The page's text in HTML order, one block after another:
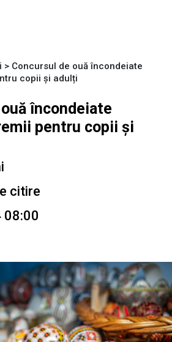
> Concursul de ouă încondeiate
copii și adulți
încondeiate
pentru copii și
citire
08:00